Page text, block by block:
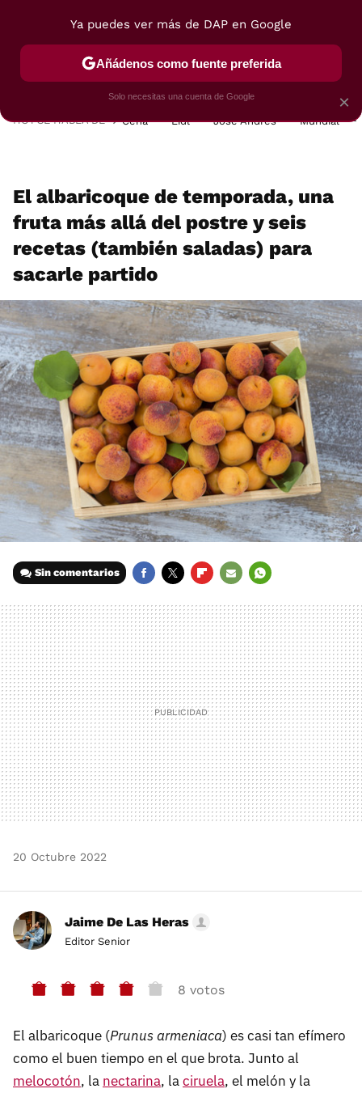
POSTRES VIAJES SELECCIÓN VEGUI
HOY SE HABLA DE Cena Lidl José Andrés Mundial
El albaricoque de temporada, una
fruta más allá del postre y seis
recetas (también saladas) para
sacarle partido
Sin comentarios
MAIL
20 Octubre 2022
Jaime De Las Heras
Editor Senior
8 votos
El albaricoque (Prunus armeniaca) es casi tan efímero
como el buen tiempo en el que brota. Junto al
melocotón, la nectarina, laciruela, el melón y la
×
Ya puedes ver más de DAP en Google
Añádenos como fuente preferida
Solo necesitas una cuenta de Google